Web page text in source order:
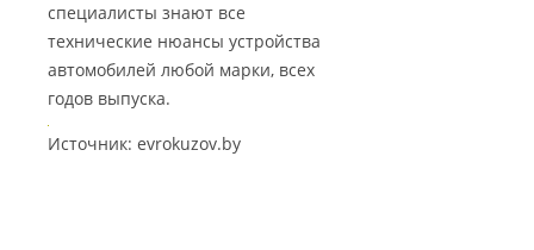
специалисты знают все
технические нюансы устройства
автомобилей любой марки, всех
годов выпуска.
Источник: evrokuzov.by